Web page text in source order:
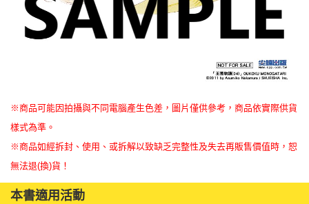
※商品可能因拍攝與不同電腦產生色差，圖片僅供參考，商品依實際供貨
樣式為準。
※商品如經拆封、使用、或拆解以致缺乏完整性及失去再販售價值時，恕
無法退(換)貨！
本書適用活動